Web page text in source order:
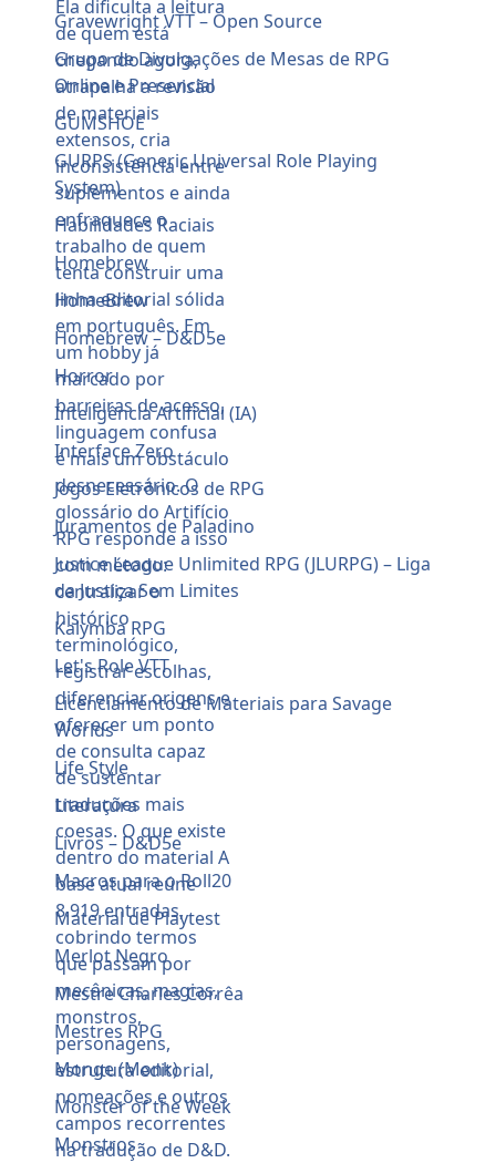
Gravewright VTT – Open Source
Grupo de Divulgações de Mesas de RPG
Online e Presencial
GUMSHOE
GURPS (Generic Universal Role Playing
System)
Habilidades Raciais
Homebrew
HomeBrew
Homebrew – D&D5e
Horror
Inteligência Artificial (IA)
Interface Zero
Jogos Eletrônicos de RPG
Juramentos de Paladino
Justice League Unlimited RPG (JLURPG) – Liga
da Justiça Sem Limites
Kalymba RPG
Let's Role VTT
Licenciamento de Materiais para Savage
Worlds
Life Style
Literatura
Livros – D&D5e
Macros para o Roll20
Material de Playtest
Merlot Negro
Mestre Charles Corrêa
Mestres RPG
Monge (Monk)
Monster of the Week
Monstros